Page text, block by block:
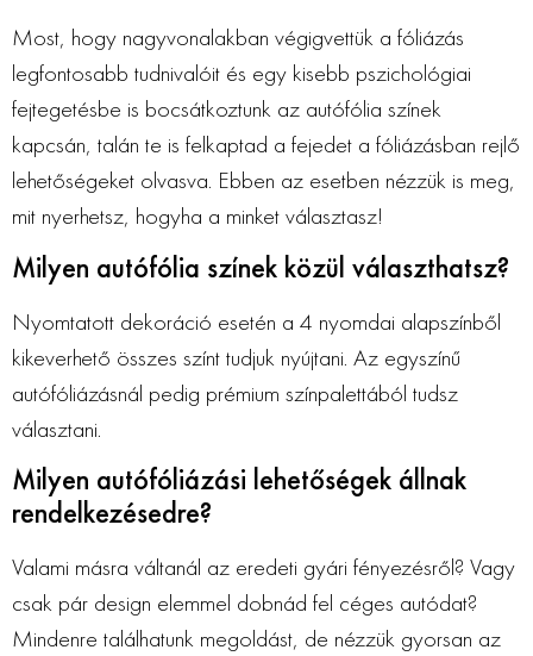
Most, hogy nagyvonalakban végigvettük a fóliázás
legfontosabb tudnivalóit és egy kisebb pszichológiai
fejtegetésbe is bocsátkoztunk az autófólia színek
kapcsán, talán te is felkaptad a fejedet a fóliázásban rejlő
lehetőségeket olvasva. Ebben az esetben nézzük is meg,
mit nyerhetsz, hogyha a minket választasz!
Milyen autófólia színek közül választhatsz?
Nyomtatott dekoráció esetén a 4 nyomdai alapszínből
kikeverhető összes színt tudjuk nyújtani. Az egyszínű
autófóliázásnál pedig prémium színpalettából tudsz
választani.
Milyen autófóliázási lehetőségek állnak
rendelkezésedre?
Valami másra váltanál az eredeti gyári fényezésről? Vagy
csak pár design elemmel dobnád fel céges autódat?
Mindenre találhatunk megoldást, de nézzük gyorsan az